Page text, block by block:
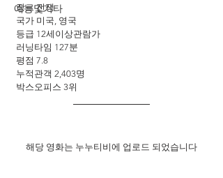
예능및기타
장르 전쟁
국가 미국, 영국
등급 12세이상관람가
러닝타임 127분
평점 7.8
누적관객 2,403명
박스오피스 3위
해당 영화는 누누티비에 업로드 되었습니다